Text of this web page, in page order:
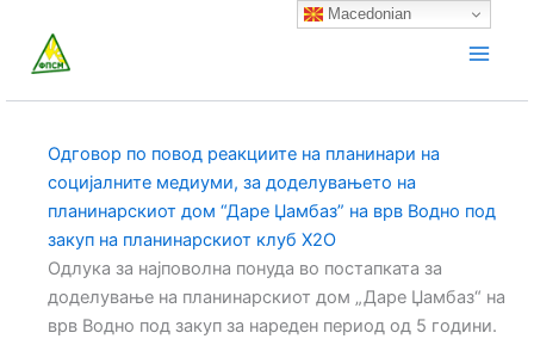
content
Одговор по повод реакциите на планинари на
социјалните медиуми, за доделувањето на
планинарскиот дом “Даре Џамбаз” на врв Водно под
закуп на планинарскиот клуб Х2О
Одлука за најповолна понуда во постапката за
доделување на планинарскиот дом „Даре Џамбаз“ на
врв Водно под закуп за нареден период од 5 години.
Macedonian